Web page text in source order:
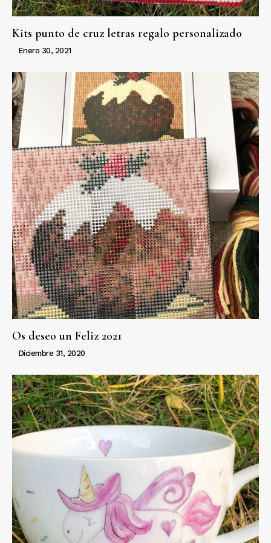
Kits punto de cruz letras regalo personalizado
Enero 30, 2021
Os deseo un Feliz 2021
Diciembre 31, 2020